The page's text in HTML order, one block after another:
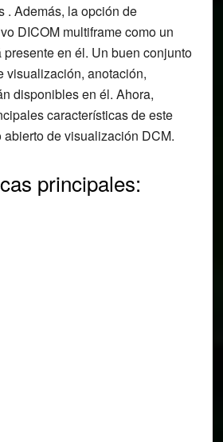
. Además, la opción de
DICOM multiframe como un
en él. Un buen conjunto
visualización, anotación,
disponibles en él. Ahora,
características de este
de visualización DCM.
principales: